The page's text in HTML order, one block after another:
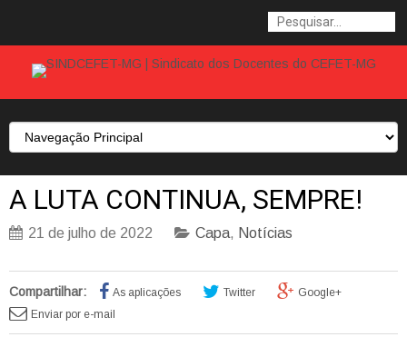
A LUTA CONTINUA, SEMPRE!
21 de julho de 2022 Capa, Notícias
Compartilhar: As aplicações Twitter
Google+
Enviar por e-mail